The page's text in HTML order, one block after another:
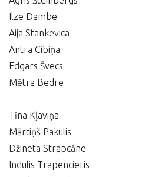
Ilze Dambe
Aija Stankevica
Antra Cibiņa
Edgars Švecs
Mētra Bedre
Tīna Kļaviņa
Mārtiņš Pakulis
Džineta Strapcāne
Indulis Trapencieris